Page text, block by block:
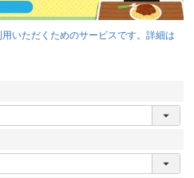
いただくためのサービスです。詳細は